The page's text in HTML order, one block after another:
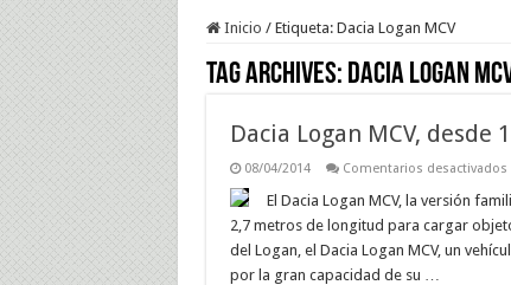
Inicio / Etiqueta: Dacia Logan MCV
Tag Archives: Dacia Logan
Dacia Logan MCV, desde
08/04/2014 Comentarios desactivados
El Dacia Logan MCV, la versión
2,7 metros de longitud para cargar
del Logan, el Dacia Logan MCV, un
por la gran capacidad de su …